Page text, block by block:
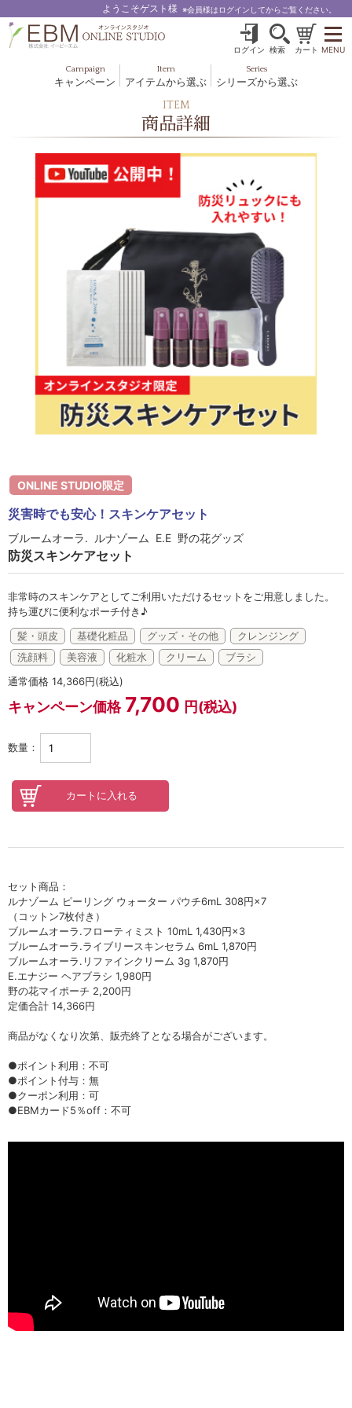
ようこそゲスト様 ※会員様はログインしてからご覧ください。
ログイン 検索 カート
Campaign
キャンペーン
Item
アイテムから選ぶ
健美食品
Series
シリーズから選ぶ
ブルームオーラ.
ルナゾーム
ナチュラルバイブレーション.28
フェミリカ
マザーズエンブレイス
SAVC
ラボライン
ローズガルヴァーニ
E.E
セブンセンシズ
ヘアラスター
マーヴェラティ
太古の記憶
セロトニン
スキンケアチケット
MENU
ITEM
商品詳細
ONLINE STUDIO限定
災害時でも安心！スキンケアセット
ブルームオーラ. ルナゾーム E.E 野の花グッズ
防災スキンケアセット
非常時のスキンケアとしてご利用いただけるセットをご用意しました。
持ち運びに便利なポーチ付き♪
髪・頭皮
基礎化粧品 グッズ・その他
クレンジング
洗顔料
美容液 化粧水 クリーム
ブラシ
通常価格 14,366円(税込)
キャンペーン価格 7,700 円(税込)
数量：
セット商品：
ルナゾーム ピーリング ウォーター パウチ6mL 308円×7
（コットン7枚付き）
ブルームオーラ.フローティミスト 10mL 1,430円×3
ブルームオーラ.ライブリースキンセラム 6mL 1,870円
ブルームオーラ.リファインクリーム 3g 1,870円
E.エナジー ヘアブラシ 1,980円
野の花マイポーチ 2,200円
定価合計 14,366円
商品がなくなり次第、販売終了となる場合がございます。
●ポイント利用：不可
●ポイント付与：無
●クーポン利用：可
●EBMカード5％off：不可